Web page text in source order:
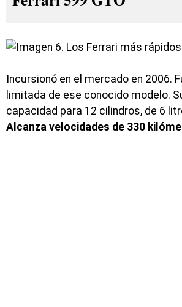
Incursionó en el mercado en 2006.
limitada de ese conocido modelo.
capacidad para 12 cilindros, de 6
Alcanza velocidades de 330